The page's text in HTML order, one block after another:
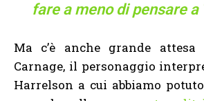
fare a meno di pensare a
Ma c’è anche grande
Carnage, il personaggio
Harrelson a cui abbiamo